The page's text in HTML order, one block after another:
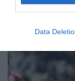
Data